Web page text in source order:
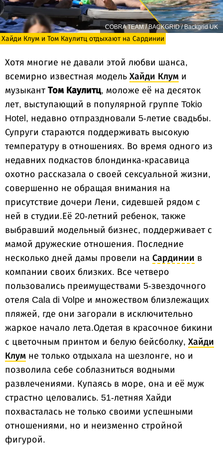
COBRA TEAM / BACKGRID / Backgrid UK
Хайди Клум и Том Каулитц отдыхают на Сардинии
Хотя многие не давали этой любви шанса,
всемирно известная модель Хайди Клум и
музыкант Том Каулитц, моложе её на десяток
лет, выступающий в популярной группе Tokio
Hotel, недавно отпраздновали 5-летие свадьбы.
Супруги стараются поддерживать высокую
температуру в отношениях. Во время одного из
недавних подкастов блондинка-красавица
охотно рассказала о своей сексуальной жизни,
совершенно не обращая внимания на
присутствие дочери Лени, сидевшей рядом с
ней в студии.Её 20-летний ребенок, также
выбравший модельный бизнес, поддерживает с
мамой дружеские отношения. Последние
несколько дней дамы провели на Сардинии в
компании своих близких. Все четверо
пользовались преимуществами 5-звездочного
отеля Cala di Volpe и множеством близлежащих
пляжей, где они загорали в исключительно
жаркое начало лета.Одетая в красочное бикини
с цветочным принтом и белую бейсболку, Хайди
Клум не только отдыхала на шезлонге, но и
позволила себе соблазниться водными
развлечениями. Купаясь в море, она и её муж
страстно целовались. 51-летняя Хайди
похвасталась не только своими успешными
отношениями, но и неизменно стройной
фигурой.